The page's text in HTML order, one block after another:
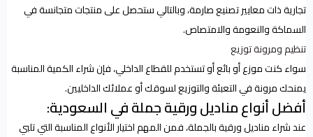
تجارية ذات معايير تصنيع صارمة، وبالتالي ستحصل على منتجات متجانسة في
السماكة والنعومة والامتصاص.
تنظيم ومرونة توزيع
سواء كنت موزع أو بائع أو تستخدم للقطاع الداخلي، فإن شراء الكمية المناسبة
يمنحك مرونة في التعبئة والتوزيع لسوقك أو عملائك الداخليين.
أفضل أنواع مناديل ورقية جملة في السعودية:
عند شراء مناديل ورقية بالجملة، فمن المهم اختيار الأنواع المناسبة التي تلبي